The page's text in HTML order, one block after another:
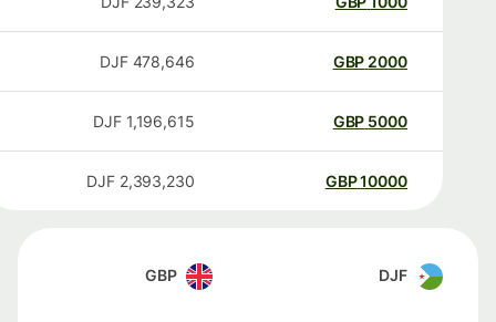
2000
GBP
478,646
DJF
5000
GBP
1,196,615
DJF
10000
GBP
2,393,230
DJF
DJF
GBP